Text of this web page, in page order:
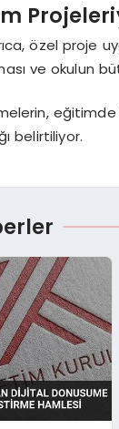
özel proje
ve okulun
belirtiliyor.